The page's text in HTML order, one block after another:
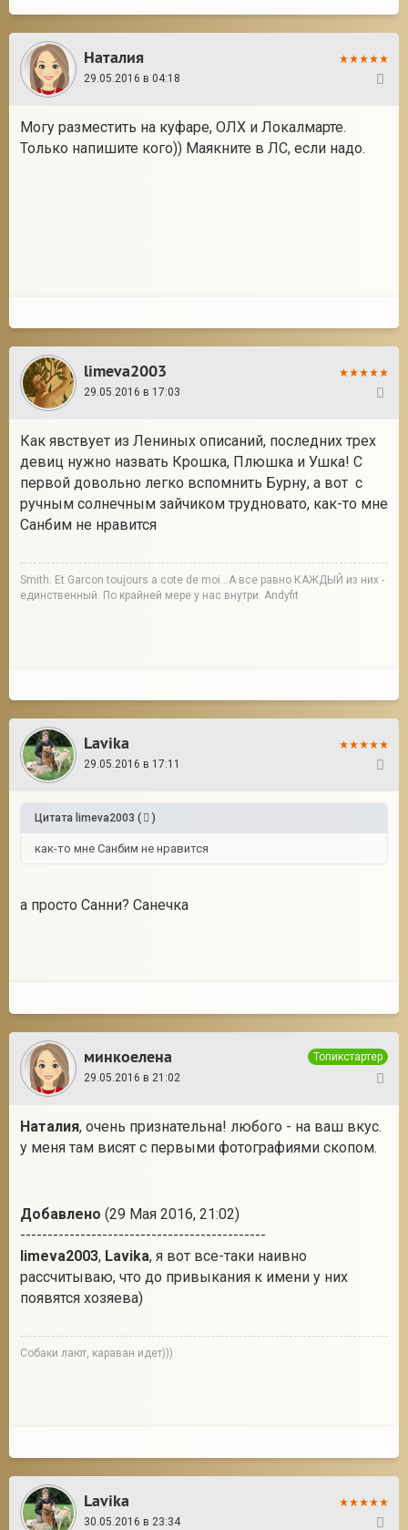
Наталия
29.05.2016 в 04:18
Могу разместить на куфаре, ОЛХ и Локалмарте.
Только напишите кого)) Маякните в ЛС, если надо.
limeva2003
29.05.2016 в 17:03
Как явствует из Лениных описаний, последних трех
девиц нужно назвать Крошка, Плюшка и Ушка! С
первой довольно легко вспомнить Бурну, а вот с
ручным солнечным зайчиком трудновато, как-то мне
Санбим не нравится
Smith. Et Garcon toujours a cote de moi...А все равно КАЖДЫЙ из них -
единственный. По крайней мере у нас внутри. Andyfit
Lavika
29.05.2016 в 17:11
Цитата limeva2003 ( )
как-то мне Санбим не нравится
а просто Санни? Санечка
минкоелена
Топикстартер
29.05.2016 в 21:02
Наталия, очень признательна! любого - на ваш вкус.
у меня там висят с первыми фотографиями скопом.
Добавлено (29 Мая 2016, 21:02)
---------------------------------------------
limeva2003, Lavika, я вот все-таки наивно
рассчитываю, что до привыкания к имени у них
появятся хозяева)
Собаки лают, караван идет)))
Lavika
30.05.2016 в 23:34